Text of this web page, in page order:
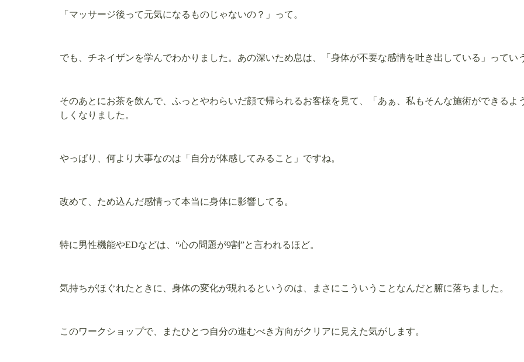
「マッサージ後って元気になるものじゃないの？」って。
でも、チネイザンを学んでわかりました。あの深いため息は、「身体が不要な感情を吐き出している」ってい
そのあとにお茶を飲んで、ふっとやわらいだ顔で帰られるお客様を見て、「あぁ、私もそんな施術ができる
しくなりました。
やっぱり、何より大事なのは「自分が体感してみること」ですね。
改めて、ため込んだ感情って本当に身体に影響してる。
特に男性機能やEDなどは、“心の問題が9割”と言われるほど。
気持ちがほぐれたときに、身体の変化が現れるというのは、まさにこういうことなんだと腑に落ちました。
このワークショップで、またひとつ自分の進むべき方向がクリアに見えた気がします。